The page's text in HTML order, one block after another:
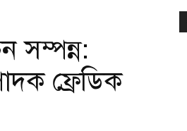
সম্পন্ন:
ফ্রেডিক